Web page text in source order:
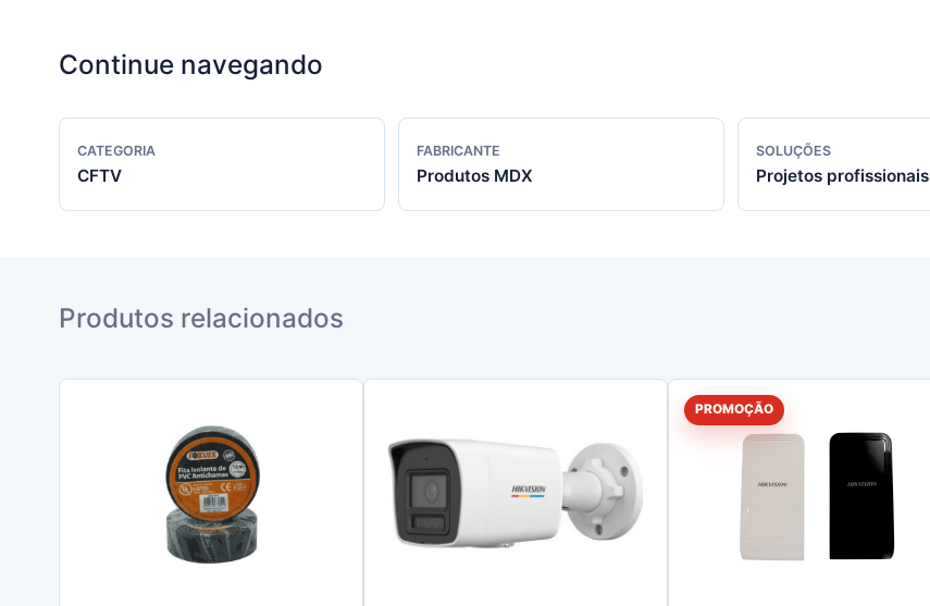
Continue navegando
CATEGORIA
CFTV
FABRICANTE
Produtos MDX
SOLUÇÕES
Projetos profissionais
Produtos relacionados
PROMOÇÃO